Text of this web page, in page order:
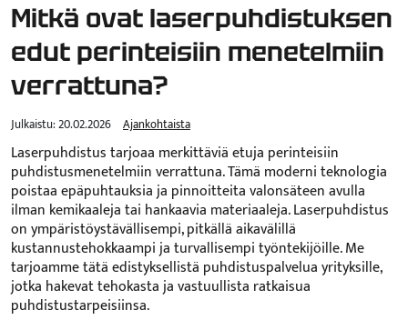
Mitkä ovat laserpuhdistuksen
edut perinteisiin menetelmiin
verrattuna?
Julkaistu:20.02.2026 Ajankohtaista
Laserpuhdistus tarjoaa merkittäviä etuja perinteisiin
puhdistusmenetelmiin verrattuna. Tämä moderni teknologia
poistaa epäpuhtauksia ja pinnoitteita valonsäteen avulla
ilman kemikaaleja tai hankaavia materiaaleja. Laserpuhdistus
on ympäristöystävällisempi, pitkällä aikavälillä
kustannustehokkaampi ja turvallisempi työntekijöille. Me
tarjoamme tätä edistyksellistä puhdistuspalvelua yrityksille,
jotka hakevat tehokasta ja vastuullista ratkaisua
puhdistustarpeisiinsa.